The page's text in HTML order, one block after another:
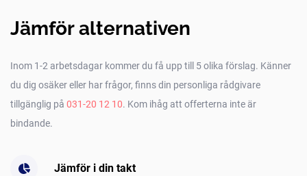
Jämför alternativen
Inom 1-2 arbetsdagar kommer du få upp till 5 olika förslag. Känner
du dig osäker eller har frågor, finns din personliga rådgivare
tillgänglig på 031-20 12 10. Kom ihåg att offerterna inte är
bindande.
Jämför i din takt